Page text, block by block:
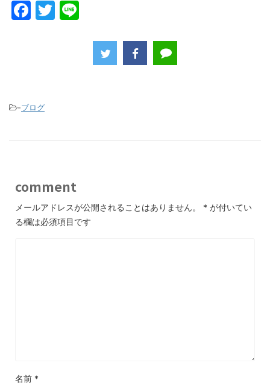
F
o
k
T
-ブログ
comment
メールアドレスが公開されることはありません。 * が付いてい
る欄は必須項目です
名前 *